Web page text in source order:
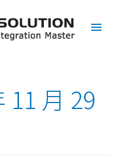
Main
11 月 29